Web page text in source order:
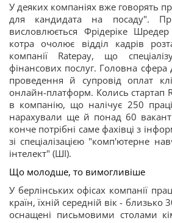
У деяких компаніях вже говорять
для кандидата на посаду".
висловлюється Фрідеріке
котра очолює відділ кадрів
компанії Ratepay, що
фінансових послуг. Головна сфера
проведення й супровід оплат
онлайн-платформ. Колись стартап
в компанію, що налічує 250
нарахували ще й понад 60
конче потрібні саме фахівці з
зі спеціалізацією "комп'ютерне
інтелект" (ШІ).
Що молодше, то вимогливіше
У берлінських офісах компанії
країн, їхній середній вік - близько
оснащені письмовими столами